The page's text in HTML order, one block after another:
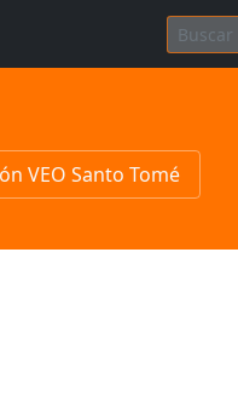
VEO Santo Tomé